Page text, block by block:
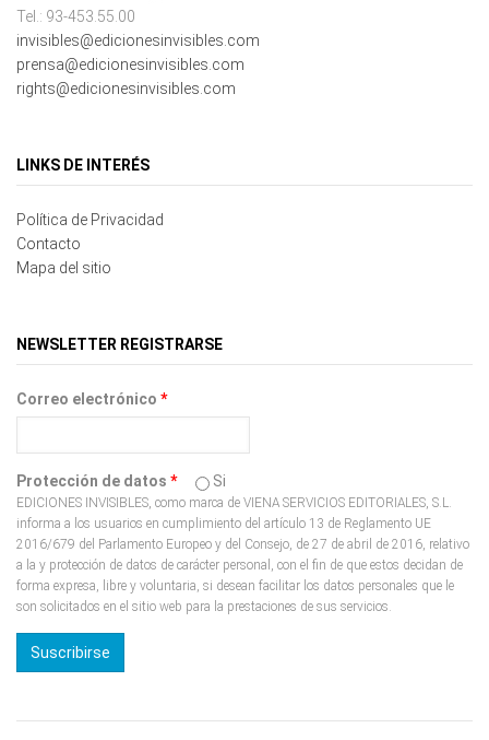
Tel.: 93-453.55.00
invisibles@edicionesinvisibles.com
prensa@edicionesinvisibles.com
rights@edicionesinvisibles.com
LINKS DE INTERÉS
Política de Privacidad
Contacto
Mapa del sitio
NEWSLETTER REGISTRARSE
Correo electrónico *
Protección de datos * Si
EDICIONES INVISIBLES, como marca de VIENA SERVICIOS EDITORIALES, S.L.
informa a los usuarios en cumplimiento del artículo 13 de Reglamento UE
2016/679 del Parlamento Europeo y del Consejo, de 27 de abril de 2016, relativo
a la y protección de datos de carácter personal, con el fin de que estos decidan de
forma expresa, libre y voluntaria, si desean facilitar los datos personales que le
son solicitados en el sitio web para la prestaciones de sus servicios.